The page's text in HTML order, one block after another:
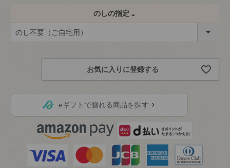
のしの指定
お気に入りに登録する
eギフトで贈れる商品を探す